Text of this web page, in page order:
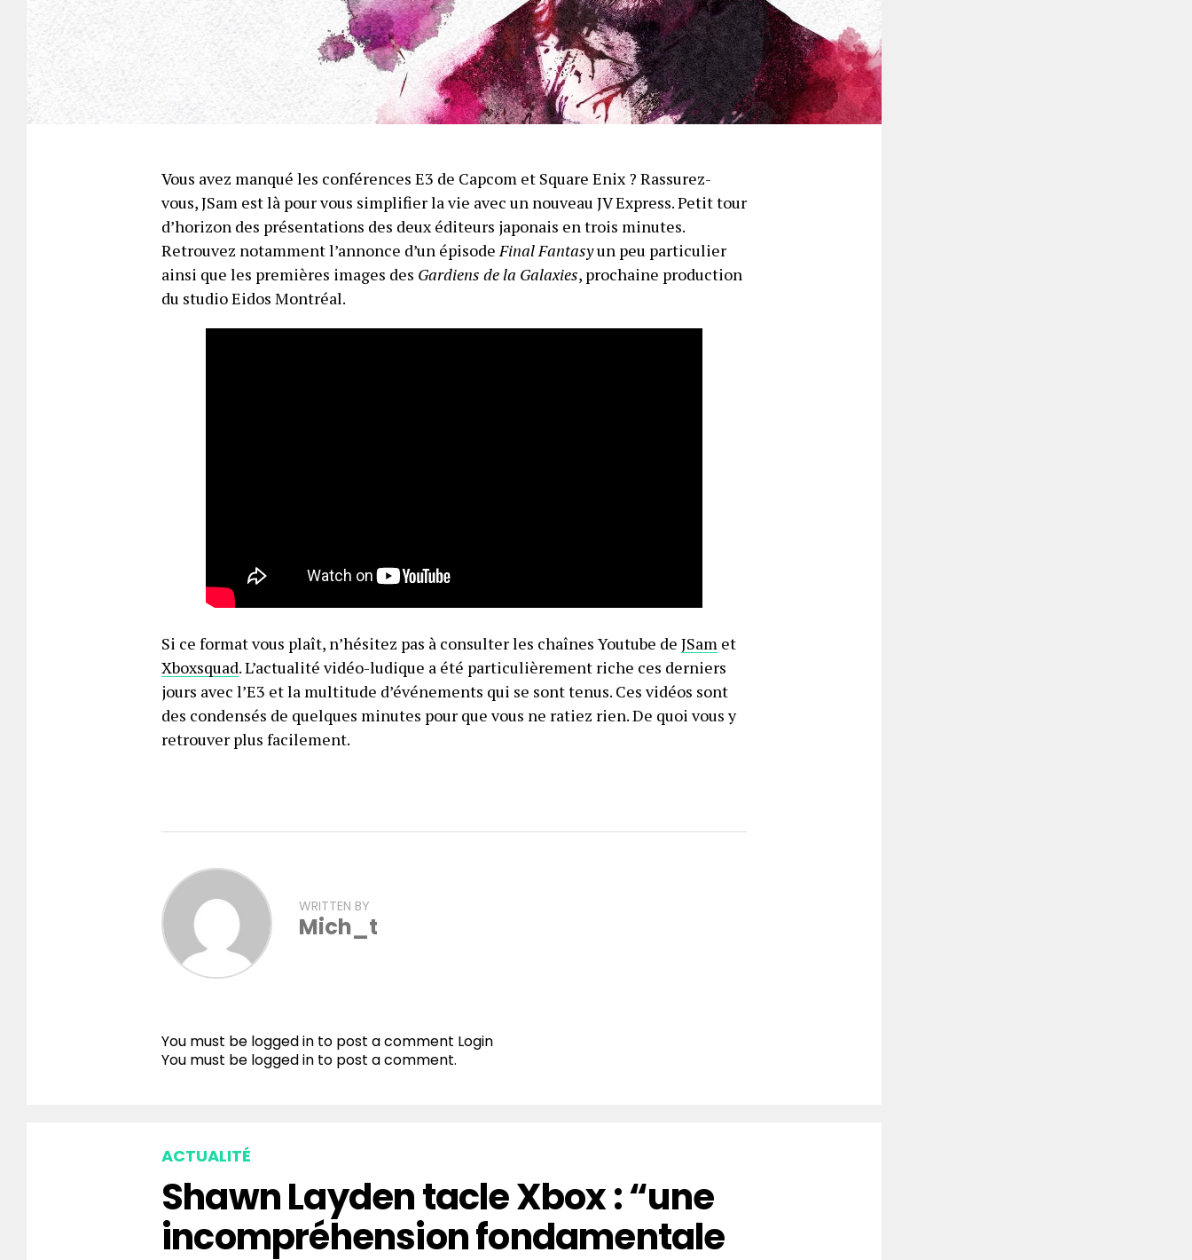
Vous avez manqué les conférences E3 de Capcom et Square Enix ? Rassurez-
vous, JSam est là pour vous simplifier la vie avec un nouveau JV Express. Petit tour
d’horizon des présentations des deux éditeurs japonais en trois minutes.
Retrouvez notamment l’annonce d’un épisodeFinal Fantasyun peu particulier
ainsi que les premières images des Gardiens de la Galaxies, prochaine production
du studio Eidos Montréal.
Si ce format vous plaît, n’hésitez pas à consulter les chaînes Youtube de JSam et
Xboxsquad. L’actualité vidéo-ludique a été particulièrement riche ces derniers
jours avec l’E3 et la multitude d’événements qui se sont tenus. Ces vidéos sont
des condensés de quelques minutes pour que vous ne ratiez rien. De quoi vous y
retrouver plus facilement.
WRITTEN BY
Mich_t
You must be logged in to post a comment Login
You must be logged in to post a comment.
ACTUALITÉ
Shawn Layden tacle Xbox : “une
incompréhension fondamentale